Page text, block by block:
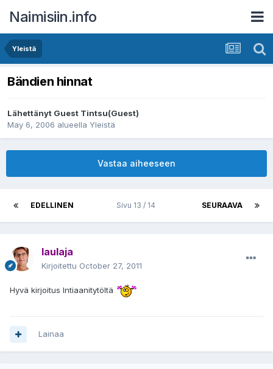
Naimisiin.info
Yleistä
Bändien hinnat
Lähettänyt Guest Tintsu(Guest)
May 6, 2006 alueella Yleistä
Vastaa aiheeseen
EDELLINEN SEURAAVA
Sivu 13 / 14
laulaja
Kirjoitettu October 27, 2011
Hyvä kirjoitus Intiaanitytöltä
Lainaa